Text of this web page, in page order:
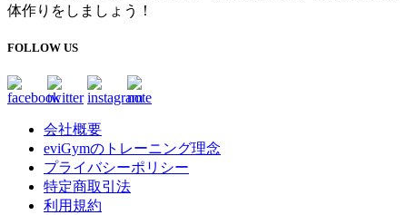
体作りをしましょう！
FOLLOW US
会社概要
eviGymのトレーニング理念
プライバシーポリシー
特定商取引法
利用規約